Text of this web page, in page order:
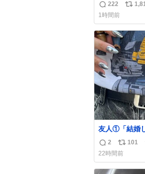
返
信
数
222
リ
ス
ト
数
1時間前
友人①「結婚
した👼🏻」
🏡」 私「ど
狂わされまし
返
信
数
2
リ
ポ
ス
101
22時間前